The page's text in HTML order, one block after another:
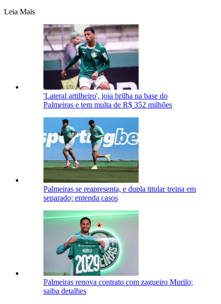
Leia Mais
'Lateral artilheiro', joia brilha na base do
Palmeiras e tem multa de R$ 352 milhões
Palmeiras se reapresenta, e dupla titular treina em
separado; entenda casos
Palmeiras renova contrato com zagueiro Murilo;
saiba detalhes